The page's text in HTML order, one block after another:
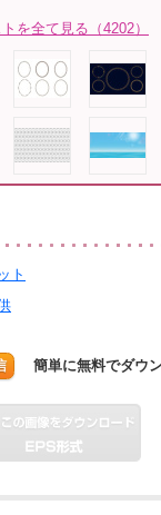
を全て見る（4202）
ト
簡単に無料でダウ